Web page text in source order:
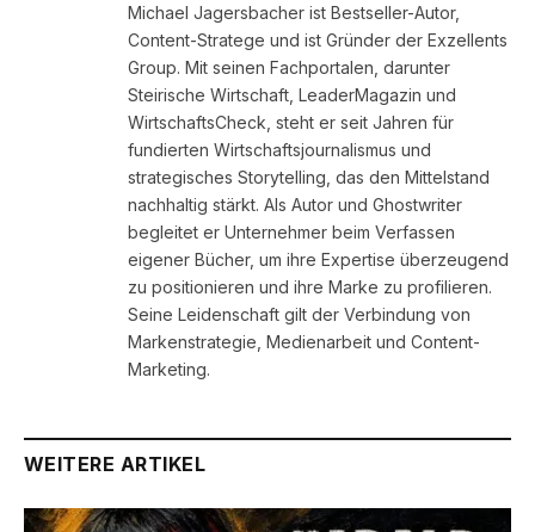
Michael Jagersbacher ist Bestseller-Autor,
Content-Stratege und ist Gründer der Exzellents
Group. Mit seinen Fachportalen, darunter
Steirische Wirtschaft, LeaderMagazin und
WirtschaftsCheck, steht er seit Jahren für
fundierten Wirtschaftsjournalismus und
strategisches Storytelling, das den Mittelstand
nachhaltig stärkt. Als Autor und Ghostwriter
begleitet er Unternehmer beim Verfassen
eigener Bücher, um ihre Expertise überzeugend
zu positionieren und ihre Marke zu profilieren.
Seine Leidenschaft gilt der Verbindung von
Markenstrategie, Medienarbeit und Content-
Marketing.
WEITERE ARTIKEL